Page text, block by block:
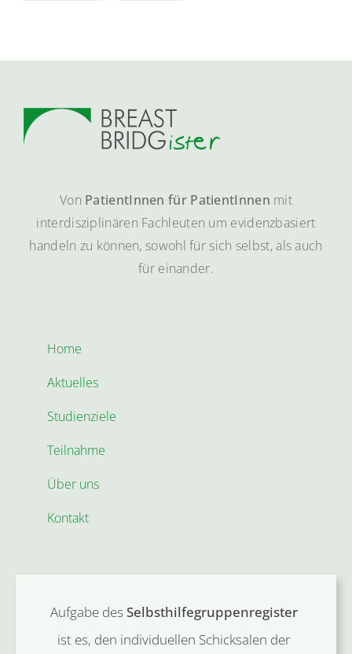
Von PatientInnen für PatientInnen mit
interdisziplinären Fachleuten um evidenzbasiert
handeln zu können, sowohl für sich selbst, als auch
für einander.
Home
Aktuelles
Studienziele
Teilnahme
Über uns
Kontakt
Aufgabe des Selbsthilfegruppenregister
ist es, den individuellen Schicksalen der